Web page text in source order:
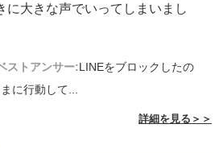
に大きな声でいってしまいまし
ストアンサー:LINEをブロックしたの
に行動して...
詳細を見る＞＞